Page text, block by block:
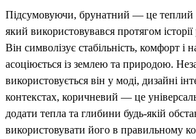
Підсумовуючи, брунатний — це теплий
який використовувався протягом
Він символізує стабільність, комфорт і
асоціюється із землею та природою.
використовується він у моді, дизайні
контекстах, коричневий — це
додати тепла та глибини будь-якій
використовувати його в правильному